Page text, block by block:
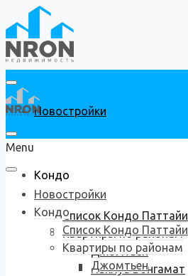
Новостройки
Кондо
Список Кондо Паттайи
Квартиры по районам
Джомтьен
Наклуа Вонгамат
Menu
Новостройки
Кондо
Список Кондо Паттайи
Квартиры по районам
Джомтьен